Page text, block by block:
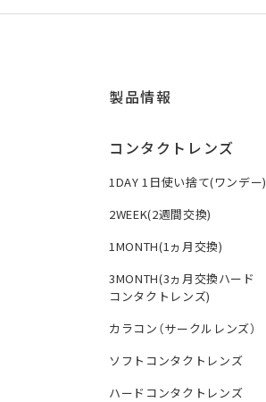
製品情報
コンタクトレンズ
1DAY 1日使い捨て(ワンデー)
2WEEK(2週間交換)
1MONTH(1ヵ月交換)
3MONTH(3ヵ月交換ハード
コンタクトレンズ)
カラコン（サークルレンズ）
ソフトコンタクトレンズ
ハードコンタクトレンズ